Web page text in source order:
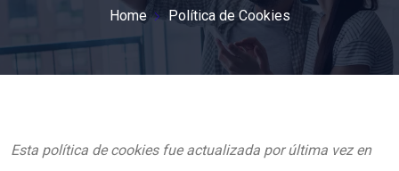
Home Política de Cookies
Esta política de cookies fue actualizada por última vez en